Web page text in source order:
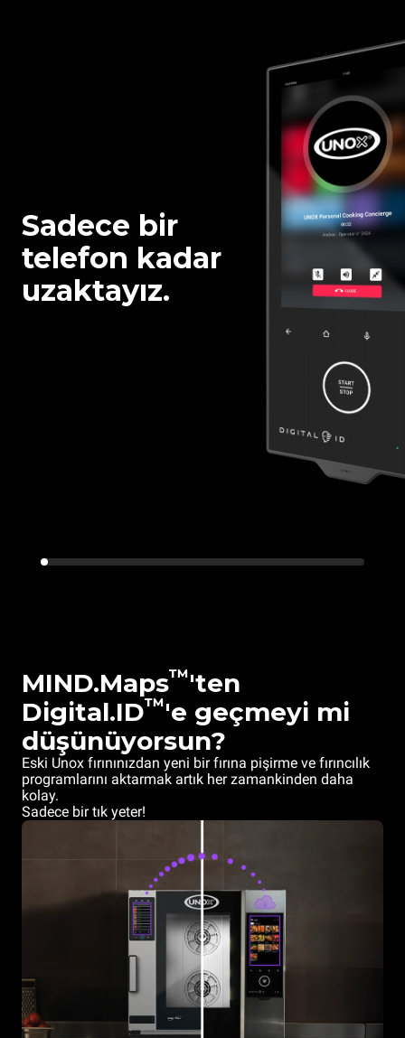
Sadece bir
telefon kadar
uzaktayız.
MIND.Maps™'ten
Digital.ID™'e geçmeyi mi
düşünüyorsun?
Eski Unox fırınınızdan yeni bir fırına pişirme ve fırıncılık
programlarını aktarmak artık her zamankinden daha
kolay.
Sadece bir tık yeter!